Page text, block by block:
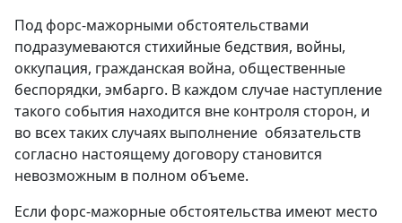
Под форс-мажорными обстоятельствами
подразумеваются стихийные бедствия, войны,
оккупация, гражданская война, общественные
беспорядки, эмбарго. В каждом случае наступление
такого события находится вне контроля сторон, и
во всех таких случаях выполнение обязательств
согласно настоящему договору становится
невозможным в полном объеме.
Если форс-мажорные обстоятельства имеют место